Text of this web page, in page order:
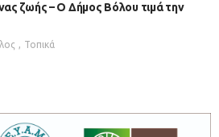
ζωής – Ο Δήμος Βόλου τιμά την
Τοπικά